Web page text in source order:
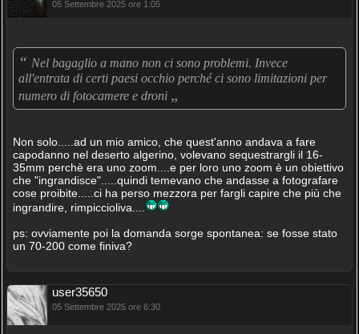
05 Settembre 2025 ore 1:05
“ Nel bagaglio a mano non ci sono problemi. Invece
all'entrata di certi paesi occhio perché ci sono limitazioni per
numero di fotocamere e droni „
Non solo.....ad un mio amico, che quest'anno andava a fare
capodanno nel deserto algerino, volevano sequestrargli il 16-
35mm perchè era uno zoom....e per loro uno zoom è un obiettivo
che "ingrandisce".....quindi temevano che andasse a fotografare
cose proibite.....ci ha perso mezzora per fargli capire che più che
ingrandire, rimpiccioliva....
ps: ovviamente poi la domanda sorge spontanea: se fosse stato
un 70-200 come finiva?
user35650
05 Settembre 2025 ore 6:30